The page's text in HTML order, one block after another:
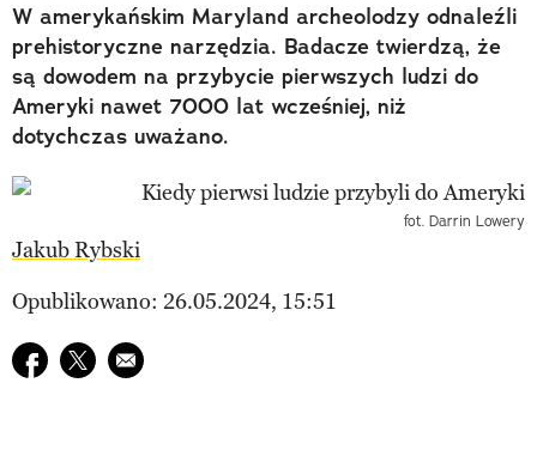
W amerykańskim Maryland archeolodzy odnaleźli
prehistoryczne narzędzia. Badacze twierdzą, że
są dowodem na przybycie pierwszych ludzi do
Ameryki nawet 7000 lat wcześniej, niż
dotychczas uważano.
fot. Darrin Lowery
Jakub Rybski
Opublikowano: 26.05.2024, 15:51
Udostępnij na facebook
Udostępnij na twitter
E-mail do przyjaciela